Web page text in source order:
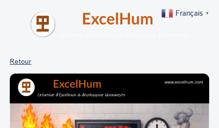
Retour
Français ▼